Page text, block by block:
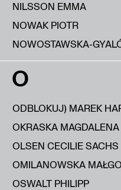
NILSSON EMMA
NOWAK PIOTR
NOWOSTAWSKA-
O
ODBLOKUJ) MAREK
OKRASKA MAGDALENA
OLSEN CECILIE SACHS
OMILANOWSKA
OSWALT PHILIPP